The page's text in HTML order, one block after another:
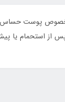
مخصوص پوست حساس
از استحمام یا